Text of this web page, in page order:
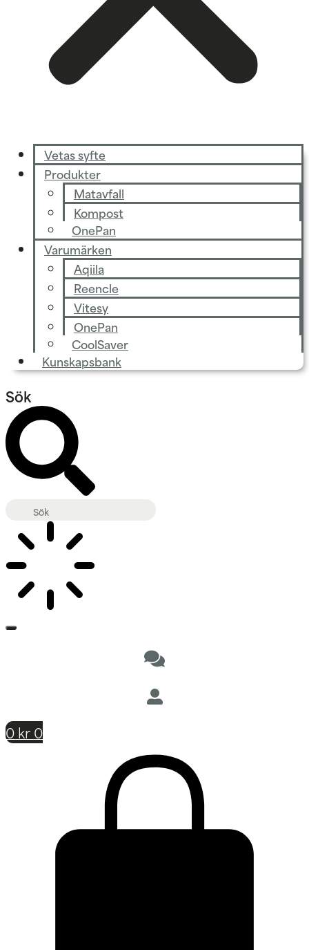
Vetas syfte
Produkter
Matavfall
Kompost
OnePan
Varumärken
Aqiila
Reencle
Vitesy
OnePan
CoolSaver
Kunskapsbank
Sök
0kr0